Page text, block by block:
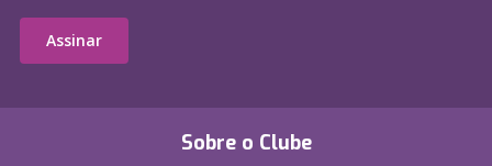
Sobre o Clube
Assinar